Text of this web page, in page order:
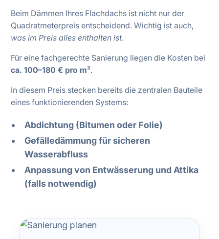
Beim Dämmen Ihres Flachdachs ist nicht nur der
Quadratmeterpreis entscheidend. Wichtig ist auch,
was im Preis alles enthalten ist.
Für eine fachgerechte Sanierung liegen die Kosten bei
ca. 100–180 € pro m².
In diesem Preis stecken bereits die zentralen Bauteile
eines funktionierenden Systems:
Abdichtung (Bitumen oder Folie)
Gefälledämmung für sicheren
Wasserabfluss
Anpassung von Entwässerung und Attika
(falls notwendig)